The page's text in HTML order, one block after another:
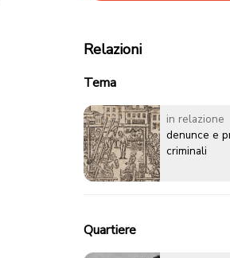
Relazioni
Tema
in relazione
denunce e
criminali
Quartiere